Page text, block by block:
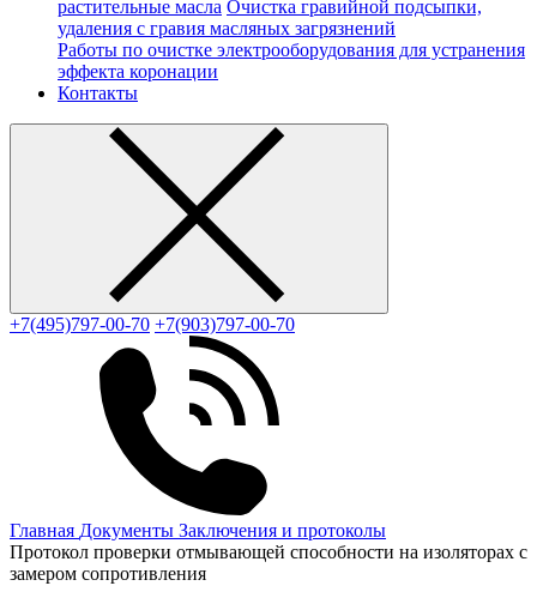
растительные масла Очистка гравийной подсыпки,
удаления с гравия масляных загрязнений
Работы по очистке электрооборудования для устранения
эффекта коронации
Контакты
+7(495)797-00-70 +7(903)797-00-70
Главная Документы Заключения и протоколы
Протокол проверки отмывающей способности на изоляторах с
замером сопротивления